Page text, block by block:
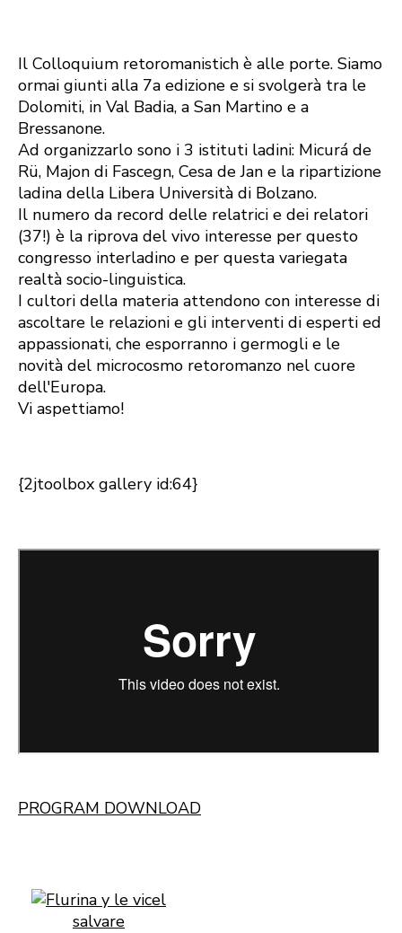
Il Colloquium retoromanistich è alle porte. Siamo
ormai giunti alla 7a edizione e si svolgerà tra le
Dolomiti, in Val Badia, a San Martino e a
Bressanone.
Ad organizzarlo sono i 3 istituti ladini: Micurá de
Rü, Majon di Fascegn, Cesa de Jan e la ripartizione
ladina della Libera Università di Bolzano.
Il numero da record delle relatrici e dei relatori
(37!) è la riprova del vivo interesse per questo
congresso interladino e per questa variegata
realtà socio-linguistica.
I cultori della materia attendono con interesse di
ascoltare le relazioni e gli interventi di esperti ed
appassionati, che esporranno i germogli e le
novità del microcosmo retoromanzo nel cuore
dell'Europa.
Vi aspettiamo!
{2jtoolbox gallery id:64}
PROGRAM DOWNLOAD